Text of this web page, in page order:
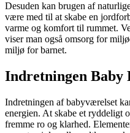
Desuden kan brugen af
være med til at skabe en
varme og komfort til rummet.
viser man også omsorg for
miljø for barnet.
Indretningen Baby
Indretningen af babyværelset
energien. At skabe et ryddeligt
fremme ro og klarhed.